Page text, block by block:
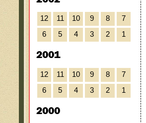
12 11 10 9 8
7
6
5 4 3 2 1
2001
12 11 10 9 8
7
6
5 4 3 2 1
2000